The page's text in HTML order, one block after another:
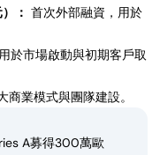
： 首次外部融資，用於
用於市場啟動與初期客戶取
商業模式與團隊建設。
A募得300萬歐